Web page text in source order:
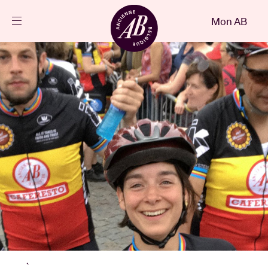
FR
Agenda
Projets
Actualités
Infos visiteurs
AB ❤ you
Mon AB